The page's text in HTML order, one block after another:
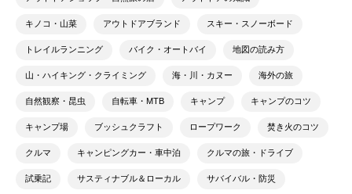
キノコ・山菜 アウトドアブランド スキー・スノーボード
トレイルランニング バイク・オートバイ 地図の読み方
山・ハイキング・クライミング 海・川・カヌー 海外の旅
自然観察・昆虫 自転車・MTB キャンプ キャンプのコツ
キャンプ場 ブッシュクラフト ロープワーク 焚き火のコツ
クルマ キャンピングカー・車中泊 クルマの旅・ドライブ
試乗記 サスティナブル＆ローカル サバイバル・防災